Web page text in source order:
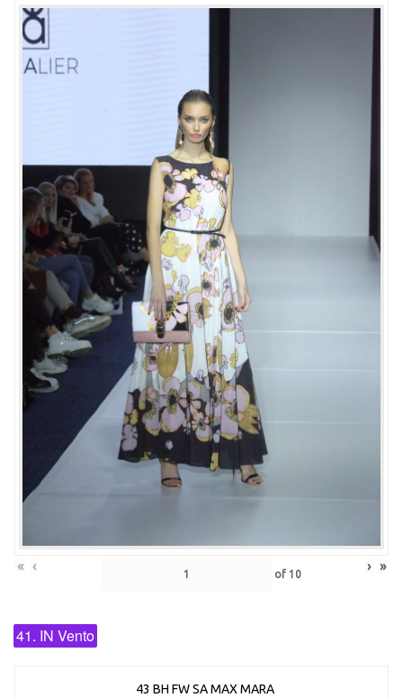
« ‹ of 10 › »
41. IN Vento
43 BH FW SA MAX MARA